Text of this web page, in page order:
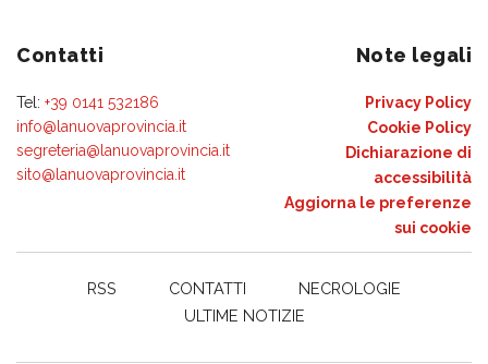
Contatti
Tel: +39 0141 532186
info@lanuovaprovincia.it
segreteria@lanuovaprovincia.it
sito@lanuovaprovincia.it
Note legali
Privacy Policy
Cookie Policy
Dichiarazione di
accessibilità
Aggiorna le preferenze
sui cookie
RSS CONTATTI
NECROLOGIE
ULTIME NOTIZIE